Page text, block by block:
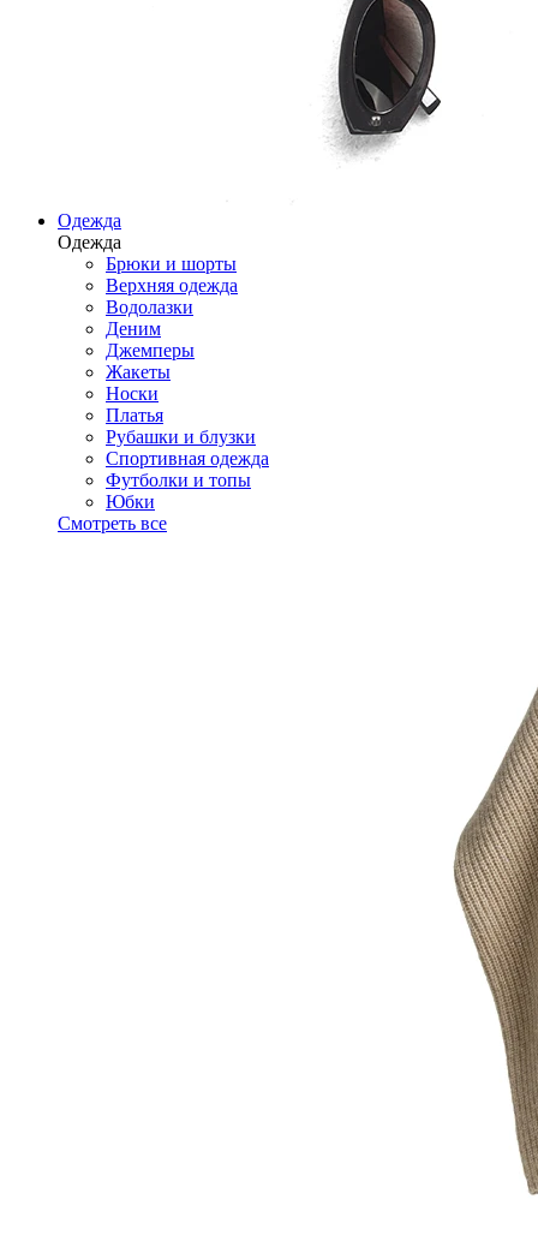
Одежда
Одежда
Брюки и шорты
Верхняя одежда
Водолазки
Деним
Джемперы
Жакеты
Носки
Платья
Рубашки и блузки
Спортивная одежда
Футболки и топы
Юбки
Смотреть все